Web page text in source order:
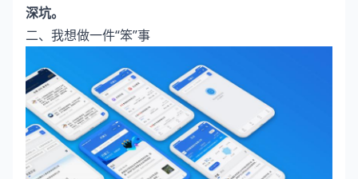
深坑。
二、我想做一件“笨”事